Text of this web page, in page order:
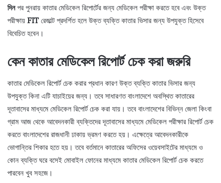
দিনপর পুনরায় কাতার মেডিকেল রিপোর্টের জন্য মেডিকেল পরীক্ষা করতে হবে এবং উক্ত
পরীক্ষায় FIT রেজাল্ট প্রদর্শিত হলে উক্ত ব্যক্তি কাতার ভিসার জন্য উপযুক্ত হিসেবে
বিবেচিত হবেন।
কেন কাতার মেডিকেল রিপোর্ট চেক করা জরুরি
কাতার মেডিকেল রিপোর্ট চেক করার প্রধান কারণ উক্ত ব্যক্তি কাতার ভিসার জন্য
উপযুক্ত কিনা এটি যাচাইয়ের জন্য। তবে সাধারণত বাংলাদেশে অবস্থিত কাতারের
দূতাবাসের মাধ্যমে মেডিকেল রিপোর্ট চেক করা যায়। তবে বাংলাদেশের বিভিন্ন জেলা কিংবা
গ্রাম আজ থেকে আবেদনকারী ব্যক্তিদের দূতাবাসের মাধ্যমে মেডিকেল পরীক্ষার রিপোর্ট চেক
করতে বাংলাদেশের রাজধানী ঢাকায় ভ্রমণ করতে হয়। এক্ষেত্রে আবেদনকারীকে
ভোগান্তির শিকার হতে হয়। তবে বর্তমানে কাতারের অফিসের ওয়েবসাইটের মাধ্যমে ও
কোন ব্যক্তি ঘরে বসেই মোবাইল ফোনের মাধ্যমে কাতার মেডিকেল রিপোর্ট চেক করতে
পারবেন খুব সহজে।